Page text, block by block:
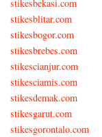
stikesbekasi.com
stikesblitar.com
stikesbogor.com
stikesbrebes.com
stikescianjur.com
stikesciamis.com
stikesdemak.com
stikesgarut.com
stikesgorontalo.com